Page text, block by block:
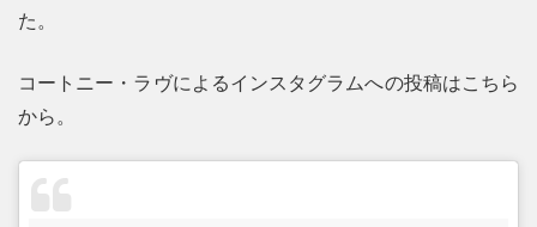
た。
コートニー・ラヴによるインスタグラムへの投稿はこちら
から。